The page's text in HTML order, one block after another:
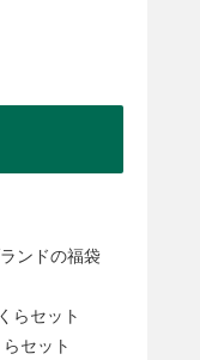
ンドの福袋
らセット
セット